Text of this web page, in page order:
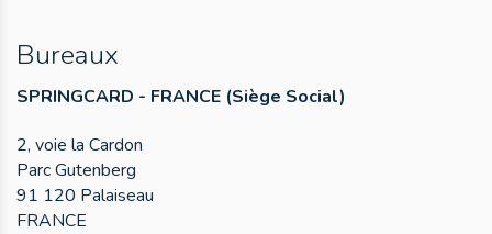
Bureaux
SPRINGCARD - FRANCE (Siège Social)
2, voie la Cardon
Parc Gutenberg
91 120 Palaiseau
FRANCE